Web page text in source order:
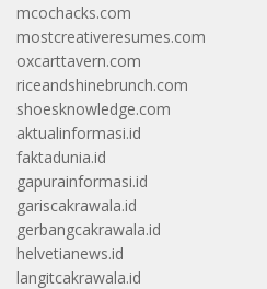
mcochacks.com
mostcreativeresumes.com
oxcarttavern.com
riceandshinebrunch.com
shoesknowledge.com
aktualinformasi.id
faktadunia.id
gapurainformasi.id
gariscakrawala.id
gerbangcakrawala.id
helvetianews.id
langitcakrawala.id